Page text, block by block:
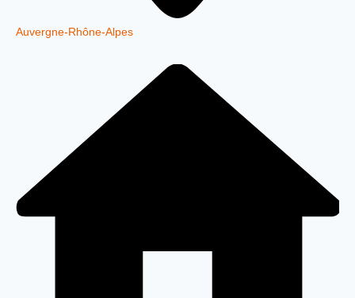
Auvergne-Rhône-Alpes